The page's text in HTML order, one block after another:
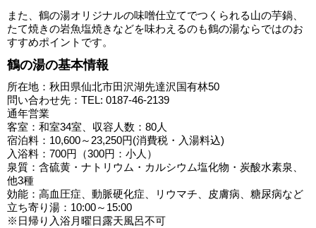
また、鶴の湯オリジナルの味噌仕立てでつくられる山の芋鍋、
たて焼きの岩魚塩焼きなどを味わえるのも鶴の湯ならではのお
すすめポイントです。
鶴の湯の基本情報
所在地：秋田県仙北市田沢湖先達沢国有林50
問い合わせ先：TEL: 0187-46-2139
通年営業
客室：和室34室、収容人数：80人
宿泊料：10,600～23,250円(消費税・入湯料込)
入浴料：700円（300円：小人）
泉質：含硫黄・ナトリウム・カルシウム塩化物・炭酸水素泉、
他3種
効能：高血圧症、動脈硬化症、リウマチ、皮膚病、糖尿病など
立ち寄り湯：10:00～15:00
※日帰り入浴月曜日露天風呂不可